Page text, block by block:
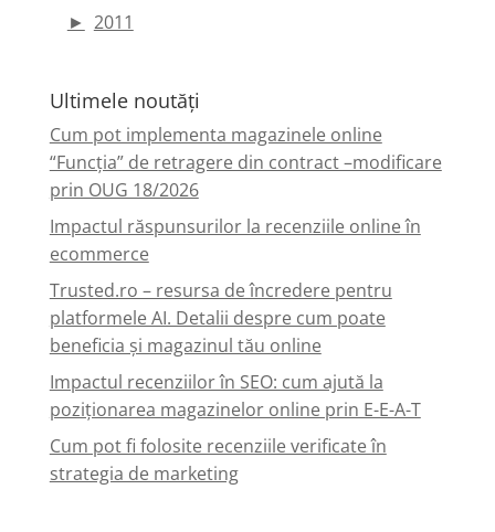
► 2011
Ultimele noutăți
Cum pot implementa magazinele online
“Funcția” de retragere din contract –modificare
prin OUG 18/2026
Impactul răspunsurilor la recenziile online în
ecommerce
Trusted.ro – resursa de încredere pentru
platformele AI. Detalii despre cum poate
beneficia și magazinul tău online
Impactul recenziilor în SEO: cum ajută la
poziționarea magazinelor online prin E-E-A-T
Cum pot fi folosite recenziile verificate în
strategia de marketing